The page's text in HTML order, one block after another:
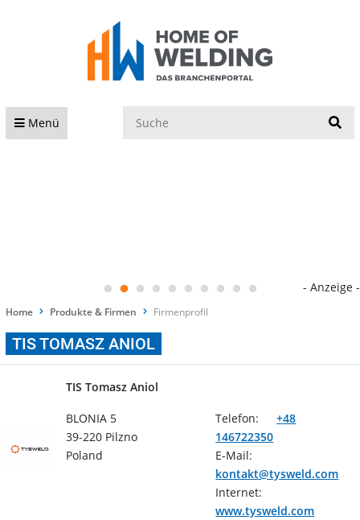
Menü
- Anzeige -
Home Produkte & Firmen Firmenprofil
TIS TOMASZ ANIOL
TIS Tomasz Aniol
BLONIA 5
39-220 Pilzno
Poland
Telefon:
+48
146722350
E-Mail:
kontakt@tysweld.com
Internet:
www.tysweld.com